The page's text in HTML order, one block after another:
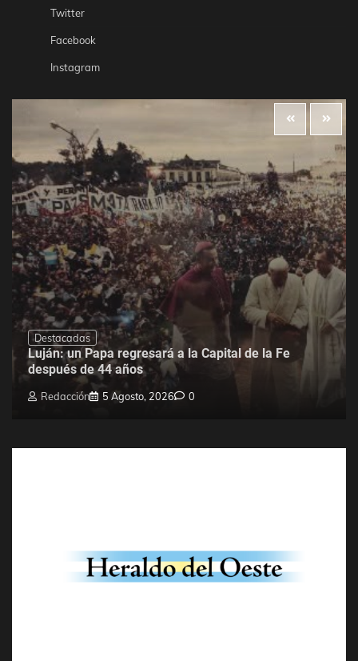
Twitter
Facebook
Instagram
Destacadas
Luján: un Papa regresará a la Capital de la Fe
después de 44 años
Redacción 5 Agosto, 2026 0